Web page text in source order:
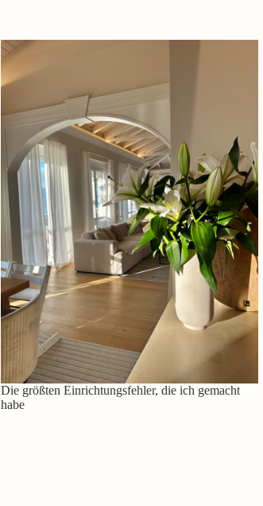
Die größten Einrichtungsfehler, die ich gemacht
habe